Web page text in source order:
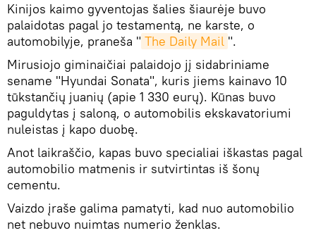
Kinijos kaimo gyventojas šalies šiaurėje buvo
palaidotas pagal jo testamentą, ne karste, o
automobilyje, praneša " The Daily Mail ".
Mirusiojo giminaičiai palaidojo jį sidabriniame
sename "Hyundai Sonata", kuris jiems kainavo 10
tūkstančių juanių (apie 1 330 eurų). Kūnas buvo
paguldytas į saloną, o automobilis ekskavatoriumi
nuleistas į kapo duobę.
Anot laikraščio, kapas buvo specialiai iškastas pagal
automobilio matmenis ir sutvirtintas iš šonų
cementu.
Vaizdo įraše galima pamatyti, kad nuo automobilio
net nebuvo nuimtas numerio ženklas.